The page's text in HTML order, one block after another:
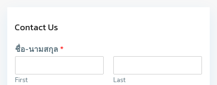
Contact Us
ชื่อ-นามสกุล *
First Last